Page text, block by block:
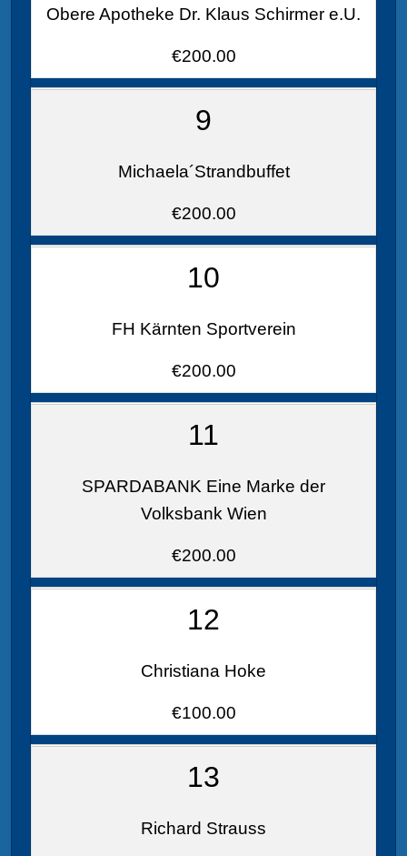
Obere Apotheke Dr. Klaus Schirmer e.U.
€200.00
9
Michaela´Strandbuffet
€200.00
10
FH Kärnten Sportverein
€200.00
11
SPARDABANK Eine Marke der
Volksbank Wien
€200.00
12
Christiana Hoke
€100.00
13
Richard Strauss